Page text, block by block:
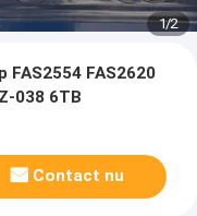
1/2
FAS2554 FAS2620
038 6TB
Contact nu